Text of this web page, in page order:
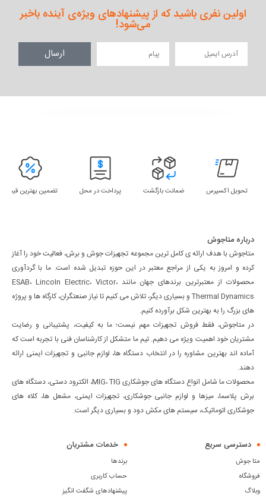
اولین نفری باشید که از پیشنهادهای ویژه‌ی آینده باخبر
می‌شود!
ارسال
تحویل اکسپرس ضمانت بازگشت پرداخت در محل تضمین بهترین قیمت
درباره متاجوش
متاجوش با هدف ارائه ی کامل ترین مجموعه تجهیزات جوش و برش، فعالیت خود را آغاز
کرده و امروز به یکی از مراجع معتبر در این حوزه تبدیل شده است. ما با گردآوری
محصولات از معتبرترین برندهای جهان مانند ESAB، Lincoln Electric، Victor،
Thermal Dynamics و بسیاری دیگر، تلاش می کنیم تا نیاز صنعتگران، کارگاه ها و پروژه
های بزرگ را به بهترین شکل برآورده کنیم.
در متاجوش، فقط فروش تجهیزات مهم نیست؛ ما به کیفیت، پشتیبانی و رضایت
مشتریان خود اهمیت ویژه می دهیم. تیم ما متشکل از کارشناسان فنی با تجربه است که
آماده اند بهترین مشاوره را در انتخاب دستگاه ها، لوازم جانبی و تجهیزات ایمنی ارائه
دهند.
محصولات ما شامل انواع دستگاه های جوشکاری MIG، TIG، الکترود دستی، دستگاه های
برش پلاسما، میزها و لوازم جانبی جوشکاری، تجهیزات ایمنی، مشعل ها، کلاه های
جوشکاری اتوماتیک، سیستم های مکش دود و بسیاری دیگر است.
دسترسی سریع
متا جوش
فروشگاه
وبلاگ
خدمات مشتریان
برندها
حساب کاربری
پیشنهادهای شگفت انگیز